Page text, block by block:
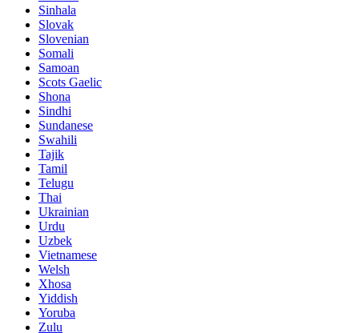
Sinhala
Slovak
Slovenian
Somali
Samoan
Scots Gaelic
Shona
Sindhi
Sundanese
Swahili
Tajik
Tamil
Telugu
Thai
Ukrainian
Urdu
Uzbek
Vietnamese
Welsh
Xhosa
Yiddish
Yoruba
Zulu